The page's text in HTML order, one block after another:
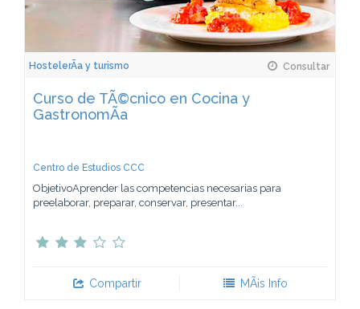
HostelerÃ­a y turismo Consultar
Curso de TÃ©cnico en Cocina y
GastronomÃ­a
Centro de Estudios CCC
ObjetivoAprender las competencias necesarias para
preelaborar, preparar, conservar, presentar...
Compartir MÃ¡s Info